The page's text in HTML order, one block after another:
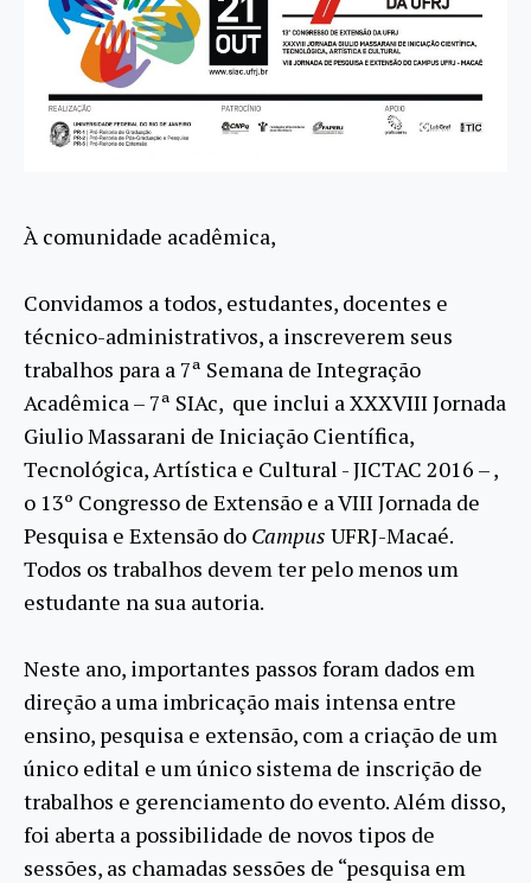
À comunidade acadêmica,
Convidamos a todos, estudantes, docentes e
técnico-administrativos, a inscreverem seus
trabalhos para a 7ª Semana de Integração
Acadêmica – 7ª SIAc, que inclui a XXXVIII Jornada
Giulio Massarani de Iniciação Científica,
Tecnológica, Artística e Cultural -­ JICTAC­ 2016 – ,
o 13º Congresso de Extensão e a VIII Jornada de
Pesquisa e Extensão do Campus UFRJ-Macaé.
Todos os trabalhos devem ter pelo menos um
estudante na sua autoria.
Neste ano, importantes passos foram dados em
direção a uma imbricação mais intensa entre
ensino, pesquisa e extensão, com a criação de um
único edital e um único sistema de inscrição de
trabalhos e gerenciamento do evento. Além disso,
foi aberta a possibilidade de novos tipos de
sessões, as chamadas sessões de “pesquisa em